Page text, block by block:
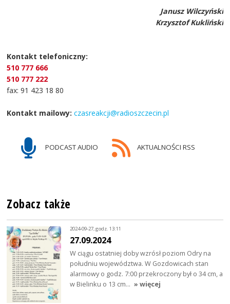
Janusz Wilczyński
Krzysztof Kukliński
Kontakt telefoniczny:
510 777 666
510 777 222
fax: 91 423 18 80
Kontakt mailowy: czasreakcji@radioszczecin.pl
PODCAST AUDIO AKTUALNOŚCI RSS
Zobacz także
2024-09-27, godz. 13:11
27.09.2024
W ciągu ostatniej doby wzrósł poziom Odry na
południu województwa. W Gozdowicach stan
alarmowy o godz. 7:00 przekroczony był o 34 cm, a
w Bielinku o 13 cm… » więcej